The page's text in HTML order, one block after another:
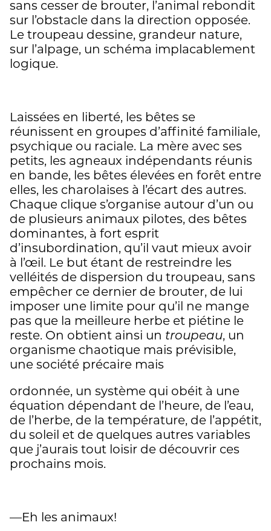
sans cesser de brouter, l’animal rebondit
sur l’obstacle dans la direction opposée.
Le troupeau dessine, grandeur nature,
sur l’alpage, un schéma implacablement
logique.
Laissées en liberté, les bêtes se
réunissent en groupes d’affinité familiale,
psychique ou raciale. La mère avec ses
petits, les agneaux indépendants réunis
en bande, les bêtes élevées en forêt entre
elles, les charolaises à l’écart des autres.
Chaque clique s’organise autour d’un ou
de plusieurs animaux pilotes, des bêtes
dominantes, à fort esprit
d’insubordination, qu’il vaut mieux avoir
à l’œil. Le but étant de restreindre les
velléités de dispersion du troupeau, sans
empêcher ce dernier de brouter, de lui
imposer une limite pour qu’il ne mange
pas que la meilleure herbe et piétine le
reste. On obtient ainsi un troupeau, un
organisme chaotique mais prévisible,
une société précaire mais
ordonnée, un système qui obéit à une
équation dépendant de l’heure, de l’eau,
de l’herbe, de la température, de l’appétit,
du soleil et de quelques autres variables
que j’aurais tout loisir de découvrir ces
prochains mois.
—Eh les animaux!